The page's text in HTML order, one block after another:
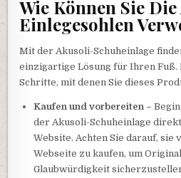
Wie Können Sie
Einlegesohlen
Mit der Akusoli-Schuheinlage
einzigartige Lösung für Ihren
Schritte, mit denen Sie dieses
Kaufen und vorbereiten –
der Akusoli-Schuheinlage
Website. Achten Sie darauf, sie
Webseite zu kaufen, um
Glaubwürdigkeit